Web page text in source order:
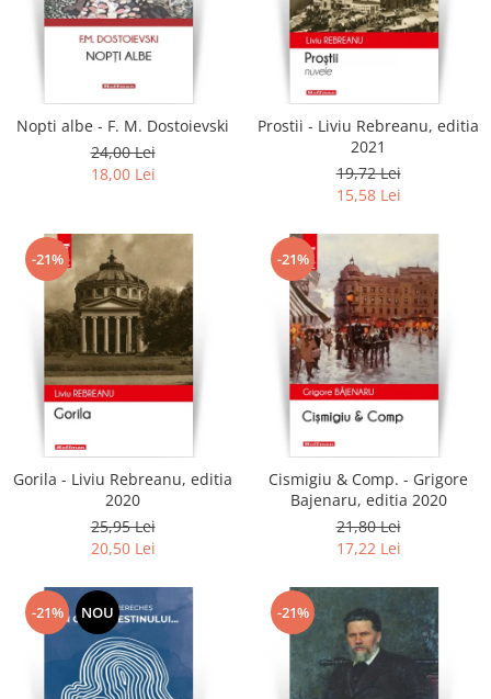
Literatura
Moderna
Romana
Universala
Calatorii
Memorii
Publicistica / Reportaje / Interviuri
Stiinte umaniste
Istorie
Sociologie si filozofie
Nopti albe - F. M. Dostoievski
24,00 Lei
18,00 Lei
Prostii - Liviu Rebreanu, editia
2021
19,72 Lei
15,58 Lei
-21%
Gorila - Liviu Rebreanu, editia
2020
25,95 Lei
20,50 Lei
-21%
Cismigiu & Comp. - Grigore
Bajenaru, editia 2020
21,80 Lei
17,22 Lei
-21% NOU -21%